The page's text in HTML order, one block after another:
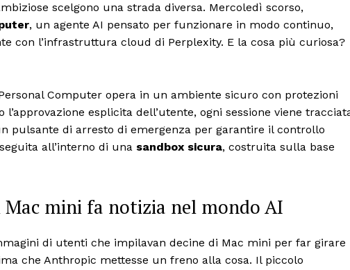
scelgono una strada diversa. Mercoledì scorso,
, un agente AI pensato per funzionare in modo continuo,
con l’infrastruttura cloud di Perplexity. E la cosa più curiosa?
Computer opera in un ambiente sicuro con protezioni
esplicita dell’utente, ogni sessione viene
pulsante di arresto di emergenza per garantire il controllo
all’interno di una sandbox sicura, costruita sulla base
mini fa notizia nel mondo AI
di utenti che impilavan decine di Mac mini per far girare
che Anthropic mettesse un freno alla cosa. Il piccolo